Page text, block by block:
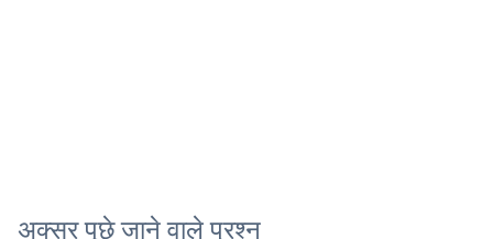
अक्सर पूछे जाने वाले प्रश्न